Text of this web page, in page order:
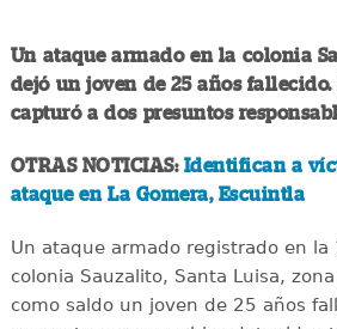
Un ataque armado en la colonia
dejó un joven de 25 años fallecido.
capturó a dos presuntos
OTRAS NOTICIAS:Identifican a
ataque en La Gomera, Escuintla
Un ataque armado registrado en la
colonia Sauzalito, Santa Luisa,
como saldo un joven de 25 años